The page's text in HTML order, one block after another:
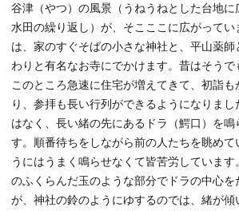
谷津（やつ）の風景（うねうねとした台地
水田の繰り返し）が、そこここに広がってい
は、家のすぐそばの小さな神社と、平山薬
わりと有名なお寺にでかけます。昔はそうで
このところ急速に住宅が増えてきて、初詣
り、参拝も長い行列ができるようになりま
はなく、長い緒の先にあるドラ（鰐口）を鳴
す。順番待ちをしながら前の人たちを眺めて
うにはうまく鳴らせなくて皆苦労していま
のふくらんだ玉のような部分でドラの中心を
が、神社の鈴のようにゆするのでは、緒が